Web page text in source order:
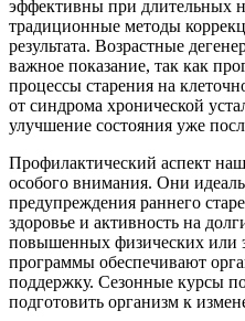
эффективны при длительных
традиционные методы
результата. Возрастные
важное показание, так как
процессы старения на
от синдрома хронической
улучшение состояния уже
Профилактический аспект
особого внимания. Они
предупреждения раннего
здоровье и активность на
повышенных физических или
программы обеспечивают
поддержку. Сезонные курсы
подготовить организм к